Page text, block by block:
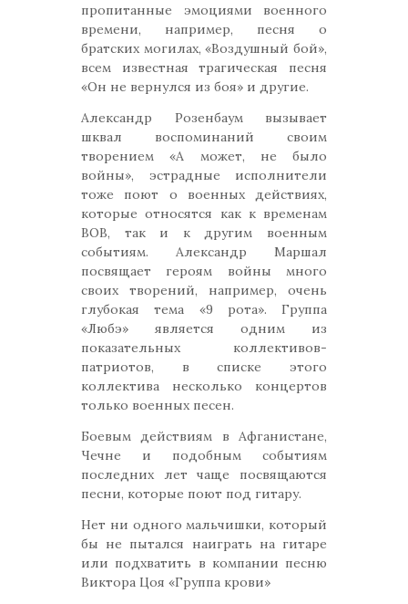
пропитанные эмоциями военного
времени, например, песня о
братских могилах, «Воздушный бой»,
всем известная трагическая песня
«Он не вернулся из боя» и другие.
Александр Розенбаум вызывает
шквал воспоминаний своим
творением «А может, не было
войны», эстрадные исполнители
тоже поют о военных действиях,
которые относятся как к временам
ВОВ, так и к другим военным
событиям. Александр Маршал
посвящает героям войны много
своих творений, например, очень
глубокая тема «9 рота». Группа
«Любэ» является одним из
показательных коллективов-
патриотов, в списке этого
коллектива несколько концертов
только военных песен.
Боевым действиям в Афганистане,
Чечне и подобным событиям
последних лет чаще посвящаются
песни, которые поют под гитару.
Нет ни одного мальчишки, который
бы не пытался наиграть на гитаре
или подхватить в компании песню
Виктора Цоя «Группа крови»